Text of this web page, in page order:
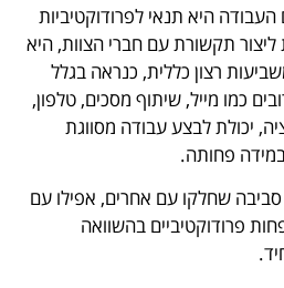
היא תנאי לפרודוקטיביות
תקשורת עם חברי הצוות, היא
רצון כללית, כנראה בגלל
כמו מייל, שיתוף מסכים, טלפון,
יכולת לבצע עבודה מסווגת
פחותה.
שחלקו עם אחרים, אפילו עם
פחות פרודוקטיביים בהשוואה